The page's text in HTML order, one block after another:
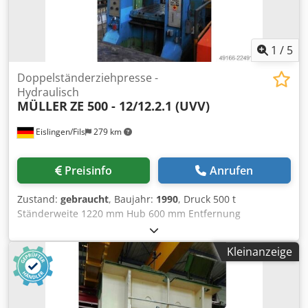
1 / 5
Eislingen/Fils 279 km
Doppelständerziehpresse -
Hydraulisch
MÜLLERZE 500 - 12/12.2.1 (UVV)
Preisinfo Anrufen
Zustand: gebraucht, Baujahr: 1990, Druck 500 t
Ständerweite 1220 mm Hub 600 mm Entfernung
Tisch/Stößel, gr. Hub oben, Verst. oben 1000 mm
Tischfläche 1600 x 1200 mm Ziehkissendruck im Tisch 320 t
Ziehkissenhub im Tisch 150 mm Ziehkissenfläche im Tisch
750 x 625 mm Ziehkissendruck im Stößel 180 t
Ziehkissenhub im Stößel 100 mm Ziehkissenfläche im
Stößel 750 x 625 mm Stößelfläche 1600 x 1200 mm
Kleinanzeige